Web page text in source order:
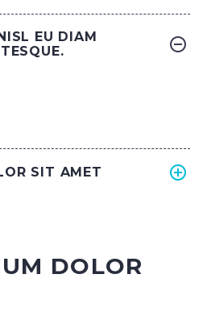
EU DIAM
SIT AMET
DOLOR